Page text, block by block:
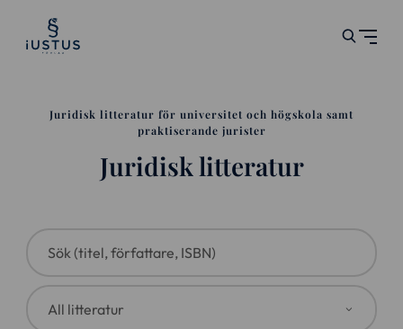
Juridisk litteratur för universitet och högskola samt
praktiserande jurister
Juridisk litteratur
Sök (titel, författare, ISBN)